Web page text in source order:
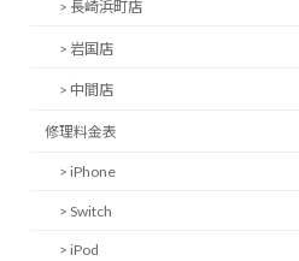
> 長崎浜町店
> 岩国店
> 中間店
修理料金表
> iPhone
> Switch
> iPod